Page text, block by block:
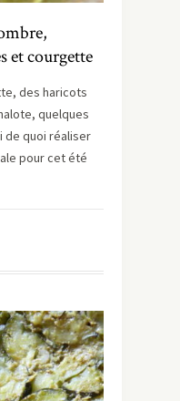
et courgette
des haricots
quelques
de quoi réaliser
pour cet été